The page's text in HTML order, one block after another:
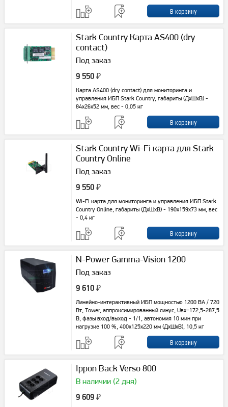
Stark Country Карта AS400 (dry
contact)
Под заказ
9 550 ₽
Карта AS400 (dry contact) для мониторинга и
управления ИБП Stark Country, габариты (ДхШхВ) -
84x26x52 мм, вес - 0,05 кг
Stark Country Wi-Fi карта для Stark
Country Online
Под заказ
9 550 ₽
Wi-Fi карта для мониторинга и управления ИБП Stark
Country Online, габариты (ДхШхВ) - 190x159x73 мм, вес
- 0,4 кг
N-Power Gamma-Vision 1200
Под заказ
9 610 ₽
Линейно-интерактивный ИБП мощностью 1200 ВА / 720
Вт, Tower, аппроксимированный синус, Uвх=172,5-287,5
В, фазы вход/выход - 1/1, автономия 10 мин при
нагрузке 100 %, 400x125x220 мм (ДхШхВ), 10,5 кг
Ippon Back Verso 800
В наличии (2 дня)
9 609 ₽